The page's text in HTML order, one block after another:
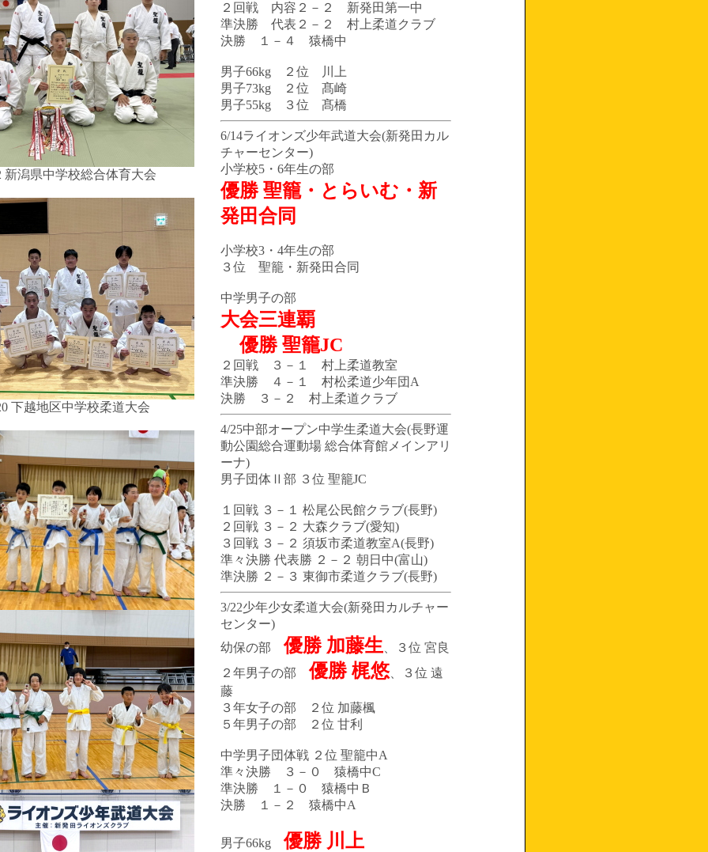
新潟県中学校総合体育大会
下越地区中学校柔道大会
２回戦 内容２－２ 新発田第一中
準決勝 代表２－２ 村上柔道クラブ
決勝 １－４ 猿橋中
男子66kg ２位 川上
男子73kg ２位 髙崎
男子55kg ３位 髙橋
6/14ライオンズ少年武道大会(新発田カル
チャーセンター)
小学校5・6年生の部
優勝 聖籠・とらいむ・新
発田合同
小学校3・4年生の部
３位 聖籠・新発田合同
中学男子の部
大会三連覇
優勝 聖籠JC
２回戦 ３－１ 村上柔道教室
準決勝 ４－１ 村松柔道少年団A
決勝 ３－２ 村上柔道クラブ
4/25中部オープン中学生柔道大会(長野運
動公園総合運動場 総合体育館メインアリ
ーナ)
男子団体Ⅱ部 ３位 聖籠JC
１回戦 ３－１ 松尾公民館クラブ(長野)
２回戦 ３－２ 大森クラブ(愛知)
３回戦 ３－２ 須坂市柔道教室A(長野)
準々決勝 代表勝 ２－２ 朝日中(富山)
準決勝 ２－３ 東御市柔道クラブ(長野)
3/22少年少女柔道大会(新発田カルチャー
センター)
幼保の部優勝 加藤生 、３位 宮良
２年男子の部優勝 梶悠、３位 遠
藤
３年女子の部 ２位 加藤楓
５年男子の部 ２位 甘利
中学男子団体戦 ２位 聖籠中A
準々決勝 ３－０ 猿橋中C
準決勝 １－０ 猿橋中Ｂ
決勝 １－２ 猿橋中A
男子66kg優勝 川上